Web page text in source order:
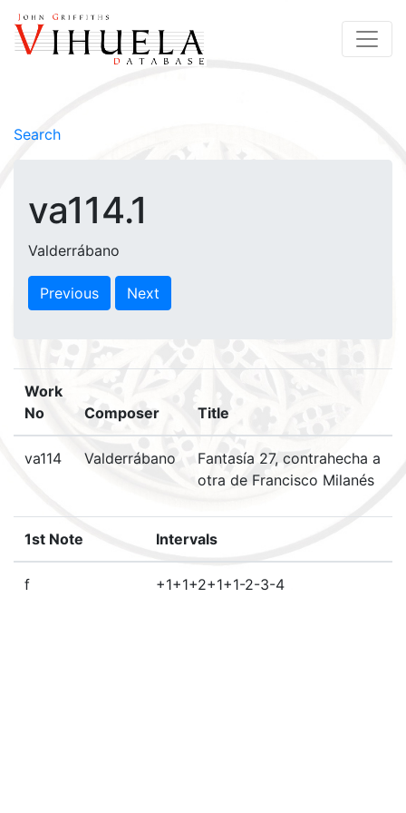
Search
va114.1
Valderrábano
Previous Next
Work
No
Composer Title
va114 Valderrábano
Fantasía 27, contrahecha a
otra de Francisco Milanés
1st Note Intervals
f +1+1+2+1+1-2-3-4